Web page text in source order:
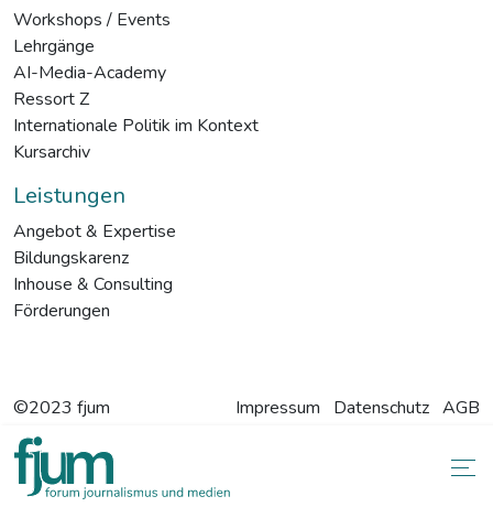
Workshops / Events
Lehrgänge
AI-Media-Academy
Ressort Z
Internationale Politik im Kontext
Kursarchiv
Leistungen
Angebot & Expertise
Bildungskarenz
Inhouse & Consulting
Förderungen
Impressum Datenschutz AGB
©2023 fjum